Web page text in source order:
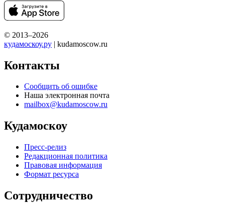
© 2013–2026
кудамоскоу.ру | kudamoscow.ru
Контакты
Сообщить об ошибке
Наша электронная почта
mailbox@kudamoscow.ru
Кудамоскоу
Пресс-релиз
Редакционная политика
Правовая информация
Формат ресурса
Сотрудничество